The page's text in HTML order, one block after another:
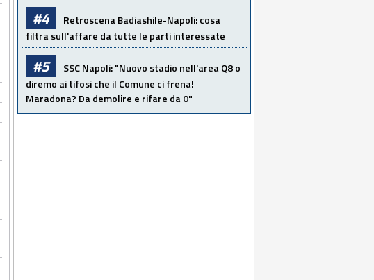
#4
Retroscena Badiashile-Napoli: cosa
filtra sull'affare da tutte le parti interessate
#5
SSC Napoli: "Nuovo stadio nell'area Q8 o
diremo ai tifosi che il Comune ci frena!
Maradona? Da demolire e rifare da 0"